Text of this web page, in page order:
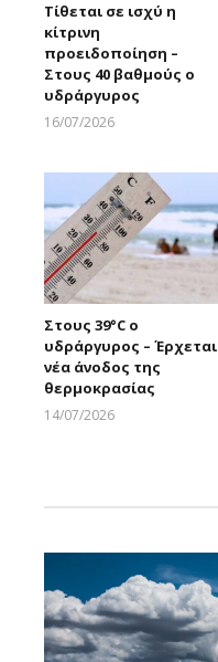
Τίθεται σε ισχύ η
κίτρινη
προειδοποίηση –
Στους 40 βαθμούς ο
υδράργυρος
16/07/2026
Στους 39°C ο
υδράργυρος – Έρχεται
νέα άνοδος της
θερμοκρασίας
14/07/2026